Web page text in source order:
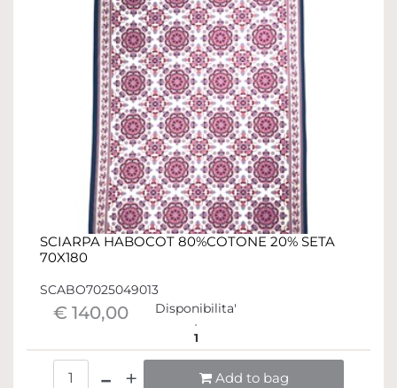
SCIARPA HABOCOT 80%COTONE 20% SETA
70X180
SCABO7025049013
€ 140,00 Disponibilita'
1
Add to bag